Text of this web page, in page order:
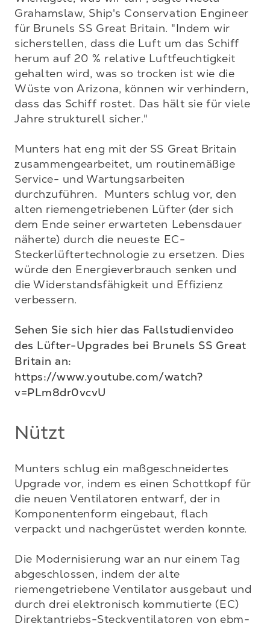
Grahamslaw, Ship's Conservation Engineer
für Brunels SS Great Britain. "Indem wir
sicherstellen, dass die Luft um das Schiff
herum auf 20 % relative Luftfeuchtigkeit
gehalten wird, was so trocken ist wie die
Wüste von Arizona, können wir verhindern,
dass das Schiff rostet. Das hält sie für viele
Jahre strukturell sicher."
Munters hat eng mit der SS Great Britain
zusammengearbeitet, um routinemäßige
Service- und Wartungsarbeiten
durchzuführen.  Munters schlug vor, den
alten riemengetriebenen Lüfter (der sich
dem Ende seiner erwarteten Lebensdauer
näherte) durch die neueste EC-
Steckerlüftertechnologie zu ersetzen. Dies
würde den Energieverbrauch senken und
die Widerstandsfähigkeit und Effizienz
verbessern.
Sehen Sie sich hier das Fallstudienvideo
des Lüfter-Upgrades bei Brunels SS Great
Britain an:
https://www.youtube.com/watch?
v=PLm8dr0vcvU
Nützt
Munters schlug ein maßgeschneidertes
Upgrade vor, indem es einen Schottkopf für
die neuen Ventilatoren entwarf, der in
Komponentenform eingebaut, flach
verpackt und nachgerüstet werden konnte.
Die Modernisierung war an nur einem Tag
abgeschlossen, indem der alte
riemengetriebene Ventilator ausgebaut und
durch drei elektronisch kommutierte (EC)
Direktantriebs-Steckventilatoren von ebm-